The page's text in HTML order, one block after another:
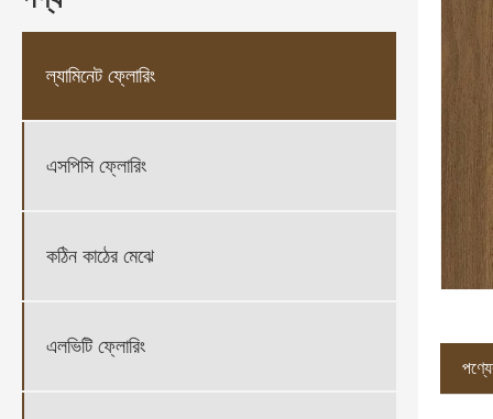
ল্যামিনেট ফ্লোরিং
এসপিসি ফ্লোরিং
কঠিন কাঠের মেঝে
এলভিটি ফ্লোরিং